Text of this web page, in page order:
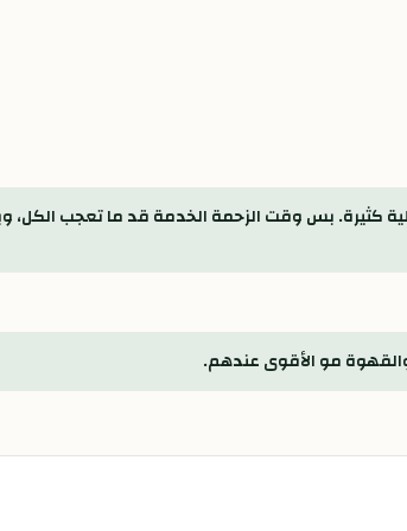
كثيرة. بس وقت الزحمة الخدمة قد ما تعجب الكل،
مو الأقوى عندهم.